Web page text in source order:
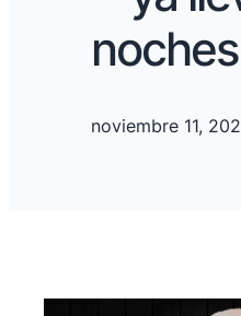
noviembre 11,